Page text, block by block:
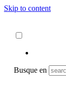
Skip to content
Busque en